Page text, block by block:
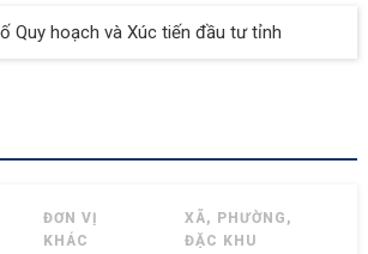
Quy hoạch và Xúc tiến đầu tư tỉnh
ĐƠN VỊ
KHÁC
XÃ, PHƯỜNG,
ĐẶC KHU